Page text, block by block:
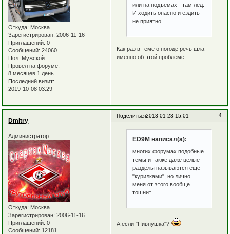
Откуда: Москва
Зарегистрирован: 2006-11-16
Приглашений: 0
Сообщений: 24060
Пол: Мужской
Провел на форуме:
8 месяцев 1 день
Последний визит:
2019-10-08 03:29
или на подъемах - там лед.
И ходить опасно и ездить
не приятно.
Как раз в теме о погоде речь шла
именно об этой проблеме.
Поделиться 4
2013-01-23 15:01
Dmitry
Администратор
Откуда: Москва
Зарегистрирован: 2006-11-16
Приглашений: 0
Сообщений: 12181
ED9M написал(а):
многих форумах подобные
темы и также даже целые
разделы называются еще
"курилками", но лично
меня от этого вообще
тошнит.
А если "Пивнушка"?